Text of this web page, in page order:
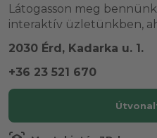
Látogasson meg
interaktív üzletünkben,
2030 Érd, Kadarka u. 1.
+36 23 521 670